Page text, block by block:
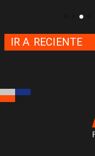
IR A RECIENTE